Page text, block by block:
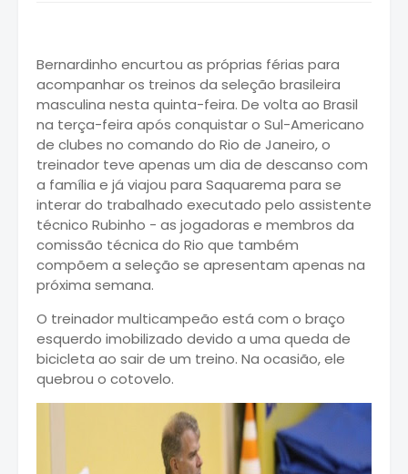
Bernardinho encurtou as próprias férias para
acompanhar os treinos da seleção brasileira
masculina nesta quinta-feira. De volta ao Brasil
na terça-feira após conquistar o Sul-Americano
de clubes no comando do Rio de Janeiro, o
treinador teve apenas um dia de descanso com
a família e já viajou para Saquarema para se
interar do trabalhado executado pelo assistente
técnico Rubinho - as jogadoras e membros da
comissão técnica do Rio que também
compõem a seleção se apresentam apenas na
próxima semana.
O treinador multicampeão está com o braço
esquerdo imobilizado devido a uma queda de
bicicleta ao sair de um treino. Na ocasião, ele
quebrou o cotovelo.